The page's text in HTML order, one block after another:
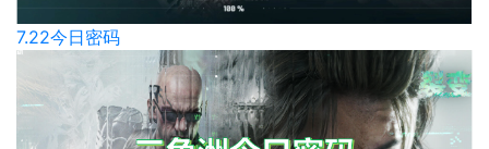
7.22今日密码